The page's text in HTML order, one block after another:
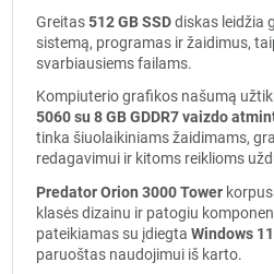
Greitas512 GB SSDdiskas leidžia
sistemą, programas ir žaidimus,
svarbiausiems failams.
Kompiuterio grafikos našumą
5060 su 8 GB GDDR7 vaizdo
tinka šiuolaikiniams žaidimams,
redagavimui ir kitoms reiklioms
Predator Orion 3000 Tower
klasės dizainu ir patogiu
pateikiamas su įdiegta Windows
paruoštas naudojimui iš karto.